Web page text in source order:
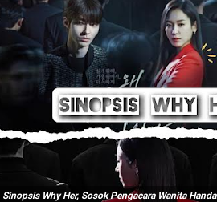
Sinopsis Why Her, Sosok Pengacara Wanita